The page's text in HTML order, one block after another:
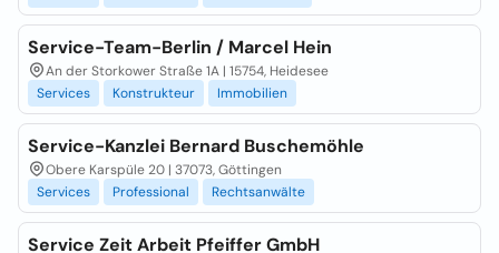
Service-Team-Berlin / Marcel Hein
An der Storkower Straße 1A | 15754, Heidesee
Services
Konstrukteur Immobilien
Service-Kanzlei Bernard Buschemöhle
Obere Karspüle 20 | 37073, Göttingen
Services
Professional Rechtsanwälte
Service Zeit Arbeit Pfeiffer GmbH